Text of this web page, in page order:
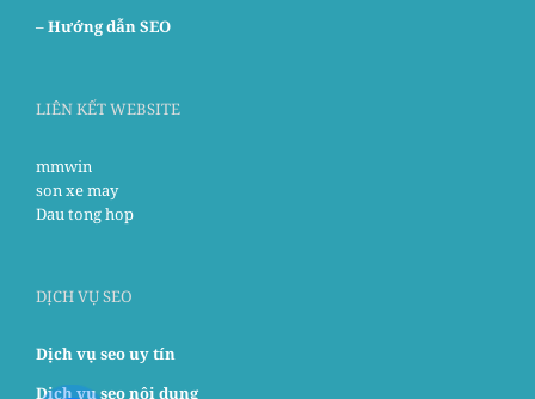
–Hướng dẫn SEO
LIÊN KẾT WEBSITE
mmwin
son xe may
Dau tong hop
DỊCH VỤ SEO
Dịch vụ seo uy tín
Dịch vụ seo nội dung